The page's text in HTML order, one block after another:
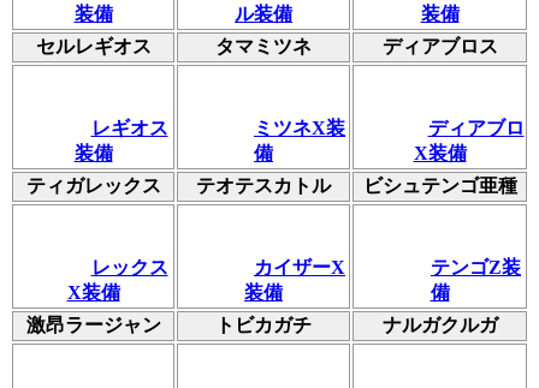
装備
ル装備
装備
セルレギオス
タマミツネ ディアブロス
レギオス
装備
ミツネX装
備
ディアブロ
X装備
ティガレックス
テオテスカトル ビシュテンゴ亜種
レックス
X装備
カイザーX
装備
テンゴZ装
備
激昂ラージャン
トビカガチ ナルガクルガ